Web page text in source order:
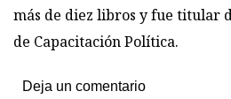
más de diez libros y fue titular
de Capacitación Política.
Deja un comentario